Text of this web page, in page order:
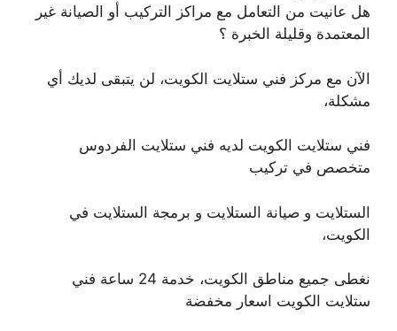
هل عانيت من التعامل مع مراكز التركيب أو الصيانة غير
المعتمدة وقليلة الخبرة ؟
الآن مع مركز فني ستلايت الكويت، لن يتبقى لديك أي
مشكلة،
فني ستلايت الكويت لديه فني ستلايت الفردوس
متخصص في تركيب
الستلايت و صيانة الستلايت و برمجة الستلايت في
الكويت،
نغطى جميع مناطق الكويت، خدمة 24 ساعة فني
ستلايت الكويت اسعار مخفضة